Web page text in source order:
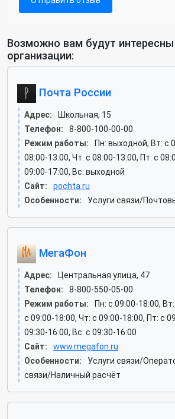
Возможно вам будут интересны
организации:
Почта России
Адрес:
Школьная, 15
Телефон:
8-800-100-00-00
Режим работы:
Пн: выходной, Вт: c
08:00-13:00, Чт: c 08:00-13:00, Пт: c
09:00-17:00, Вс: выходной
Сайт:
pochta.ru
Особенности:
Услуги связи/
МегаФон
Адрес:
Центральная улица, 47
Телефон:
8-800-550-05-00
Режим работы:
Пн: c 09:00-18:00,
c 09:00-18:00, Чт: c 09:00-18:00, Пт: c
09:30-16:00, Вс: c 09:30-16:00
Сайт:
www.megafon.ru
Особенности:
Услуги связи/
связи/Наличный расчёт